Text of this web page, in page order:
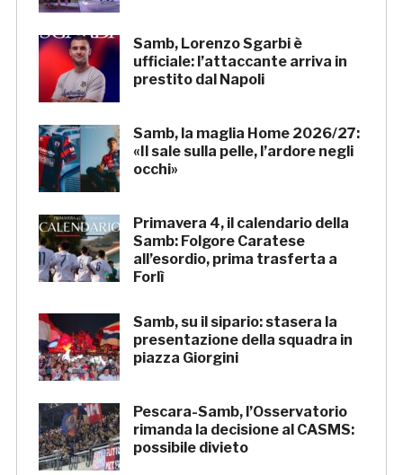
Samb, Lorenzo Sgarbi è
ufficiale: l’attaccante arriva in
prestito dal Napoli
Samb, la maglia Home 2026/27:
«Il sale sulla pelle, l’ardore negli
occhi»
Primavera 4, il calendario della
Samb: Folgore Caratese
all’esordio, prima trasferta a
Forlì
Samb, su il sipario: stasera la
presentazione della squadra in
piazza Giorgini
Pescara-Samb, l’Osservatorio
rimanda la decisione al CASMS:
possibile divieto